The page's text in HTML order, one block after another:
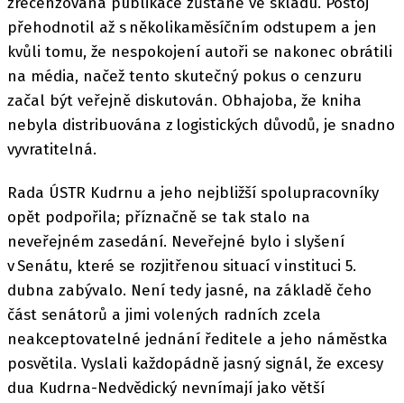
přehodnotil až s několikaměsíčním odstupem a jen
kvůli tomu, že nespokojení autoři se nakonec obrátili
na média, načež tento skutečný pokus o cenzuru
začal být veřejně diskutován. Obhajoba, že kniha
nebyla distribuována z logistických důvodů, je snadno
vyvratitelná.
Rada ÚSTR Kudrnu a jeho nejbližší spolupracovníky
opět podpořila; příznačně se tak stalo na
neveřejném zasedání. Neveřejné bylo i slyšení
v Senátu, které se rozjitřenou situací v instituci 5.
dubna zabývalo. Není tedy jasné, na základě čeho
část senátorů a jimi volených radních zcela
neakceptovatelné jednání ředitele a jeho náměstka
posvětila. Vyslali každopádně jasný signál, že excesy
dua Kudrna-Nedvědický nevnímají jako větší